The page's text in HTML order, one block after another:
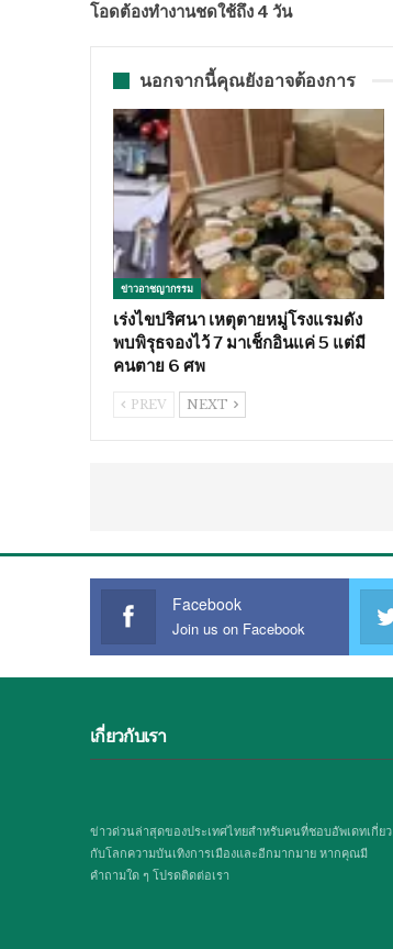
โอดต้องทำงานชดใช้ถึง 4 วัน
นอกจากนี้คุณยังอาจต้องการ
ข่าวอาชญากรรม
เร่งไขปริศนา เหตุตายหมู่โรงแรมดัง
พบพิรุธจองไว้ 7 มาเช็กอินแค่ 5 แต่มี
คนตาย 6 ศพ
PREV NEXT
Facebook
Join us on Facebook
เกี่ยวกับเรา
ข่าวด่วนล่าสุดของประเทศไทยสำหรับคนที่ชอบอัพเดทเกี่ยว
กับโลกความบันเทิงการเมืองและอีกมากมาย หากคุณมี
คำถามใด ๆ โปรดติดต่อเรา